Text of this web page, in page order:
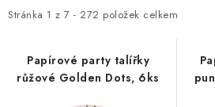
BARVY NA OBLIČEJ A VLASY
i
Stránka 1 z 7 - 272 položek celkem
e
p
Papírové party talířky
růžové Golden Dots, 6ks